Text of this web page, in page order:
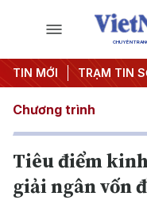
CHUYÊN
TIN MỚI TRẠM TIN
#Chiến dịch 500 ngày
Chương trình
Tiêu điểm
giải ngân vốn